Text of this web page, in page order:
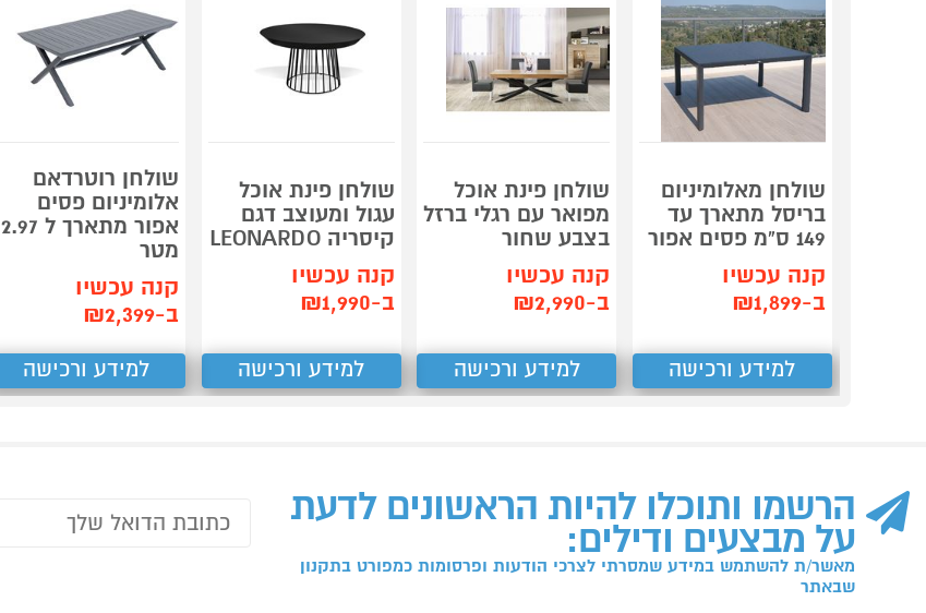
שולחן מאלומיניום
בריסל מתארך עד
149 ס"מ פסים אפור
קנה עכשיו
ב-₪1,899
למידע ורכישה
שולחן פינת אוכל
מפואר עם רגלי ברזל
בצבע שחור
קנה עכשיו
ב-₪2,990
למידע ורכישה
שולחן פינת אוכל
עגול ומעוצב דגם
קיסריה LEONARDO
קנה עכשיו
ב-₪1,990
למידע ורכישה
שולחן רוטרדאם
אלומיניום פסים
אפור מתארך ל 2.97
מטר
קנה עכשיו
ב-₪2,399
למידע ורכישה
הרשמו ותוכלו להיות הראשונים לדעת
על מבצעים ודילים:
מאשר/ת להשתמש במידע שמסרתי לצרכי הודעות ופרסומות כמפורט בתקנון
שבאתר